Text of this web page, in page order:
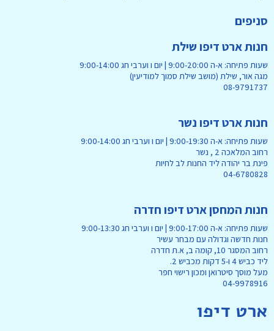
סניפים
חנות ארט דיפו שילת
שעות פתיחה: א-ה 9:00-20:00 | יום ו וערבי חג 9:00-14:00
מגה אור, שילת (מושב שילת סמוך למודיעין)
08-9791737
חנות ארט דיפו נשר
שעות פתיחה: א-ה 9:00-19:30 | יום ו וערבי חג 9:00-14:00
רחוב המלאכה 2 , נשר
פינת בר יהודה ליד החנות לב לחיות
04-6780828
חנות המחסן ארט דיפו חדרה
שעות פתיחה: א-ה 9:00-17:00 | יום ו וערבי חג 9:00-13:30
חנות חדשה וגדולה עם מבחר עשיר
רחוב המסגר 10, קומה ב, א.ת חדרה
ליד כביש 4 ו-5 דקות מכביש 2.
מעל מוסך סיטרואן ומכון רישוי חפר
04-9978916
ארט דיפו